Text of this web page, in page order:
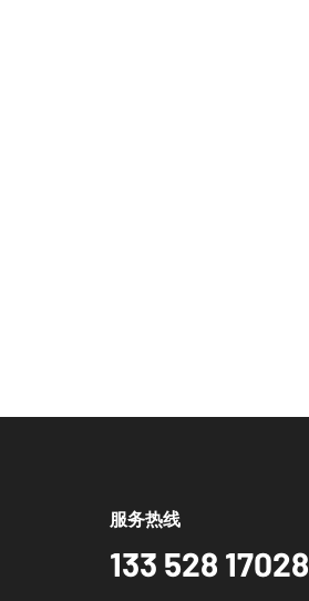
服务热线
133 528 17028